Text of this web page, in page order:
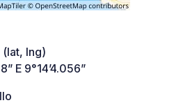
lng)
E 9°14’4.056”